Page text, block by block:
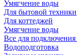
Умягчение воды
Для бытовой техники
Для коттеджей
Умягчение воды
Все для
Водоподготовка